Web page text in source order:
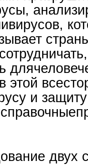
этой
и
двух